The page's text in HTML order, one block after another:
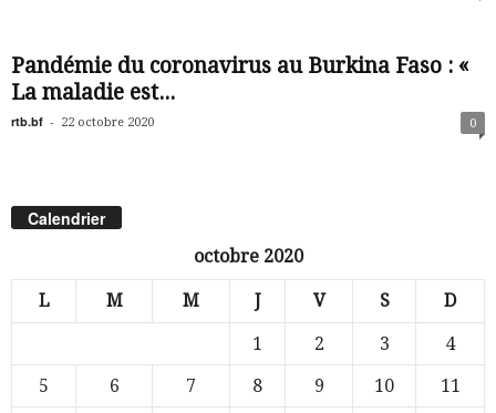
Pandémie du coronavirus au Burkina Faso : «
La maladie est...
rtb.bf - 22 octobre 2020 0
Calendrier
octobre 2020
L M M J V S D
1 2 3
4
5
6 7 8 9 10
11